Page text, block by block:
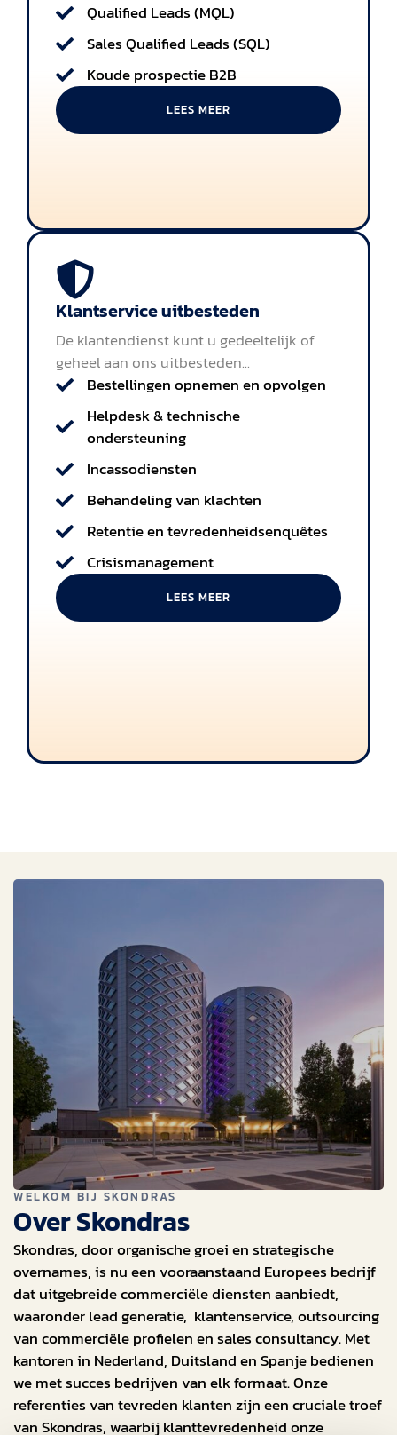
Qualified Leads (MQL)
Sales Qualified Leads (SQL)
Koude prospectie B2B
LEES MEER
Klantservice uitbesteden
De klantendienst kunt u gedeeltelijk of
geheel aan ons uitbesteden...
Bestellingen opnemen en opvolgen
Helpdesk & technische
ondersteuning
Incassodiensten
Behandeling van klachten
Retentie en tevredenheidsenquêtes
Crisismanagement
LEES MEER
WELKOM BIJ SKONDRAS
Over Skondras
Skondras, door organische groei en strategische
overnames, is nu een vooraanstaand Europees bedrijf
dat uitgebreide commerciële diensten aanbiedt,
waaronder lead generatie, klantenservice, outsourcing
van commerciële profielen en sales consultancy. Met
kantoren in Nederland, Duitsland en Spanje bedienen
we met succes bedrijven van elk formaat. Onze
referenties van tevreden klanten zijn een cruciale troef
van Skondras, waarbij klanttevredenheid onze